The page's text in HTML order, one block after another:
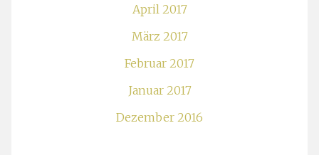
April 2017
März 2017
Februar 2017
Januar 2017
Dezember 2016